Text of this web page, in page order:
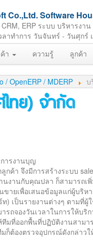
Co.,Ltd. Software
ERP ระบบ บริหารงาน
าทำการ วันจันทร์ - วันศุกร์
า ความรู้ ลูกค้า
/ OpenERP / MDERP บ
ทย) จำกัด
ารงานบุญ
ค้า จึงมีการสร้างระบบ
งานกับคุณปลา ก็สามารถ
ายเพื่อเสนอข้อมูลแก่ผู้บริ
) เป็นรายงานต่างๆ ตามที่
รถจองวันเวลาในการให้บ
มที่ออกพื้นที่ปฏิบัติงานสาม
ต้องตรวจอุปกรณ์ดังกล่าว